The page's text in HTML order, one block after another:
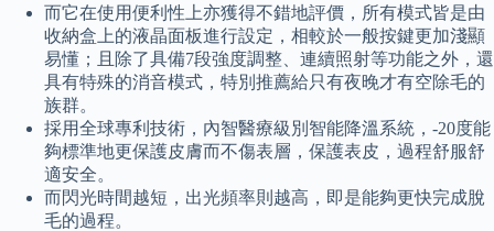
而它在使用便利性上亦獲得不錯地評價，所有模式皆是由
收納盒上的液晶面板進行設定，相較於一般按鍵更加淺顯
易懂；且除了具備7段強度調整、連續照射等功能之外，還
具有特殊的消音模式，特別推薦給只有夜晚才有空除毛的
族群。
採用全球專利技術，內智醫療級別智能降溫系統，-20度能
夠標準地更保護皮膚而不傷表層，保護表皮，過程舒服舒
適安全。
而閃光時間越短，出光頻率則越高，即是能夠更快完成脫
毛的過程。